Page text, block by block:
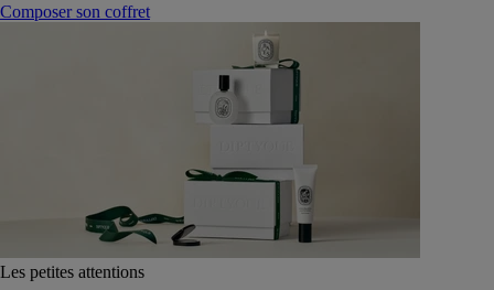
Composer son coffret
Les petites attentions